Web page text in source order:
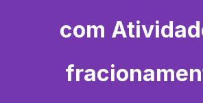
com